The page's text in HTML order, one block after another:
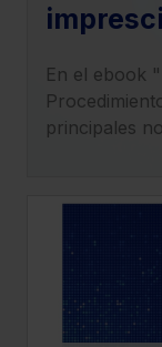
1/2025
del
En el ebook "MASC, PIMASC, LexNET, IA,
principales